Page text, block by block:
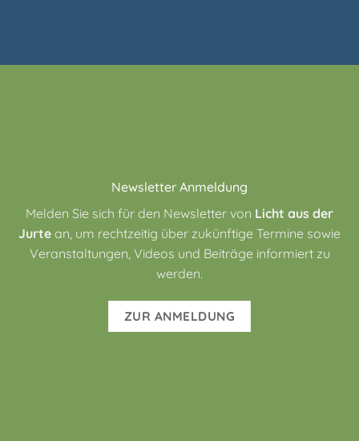
Newsletter Anmeldung
Melden Sie sich für den Newsletter von Licht aus der
Jurte an, um rechtzeitig über zukünftige Termine sowie
Veranstaltungen, Videos und Beiträge informiert zu
werden.
ZUR ANMELDUNG